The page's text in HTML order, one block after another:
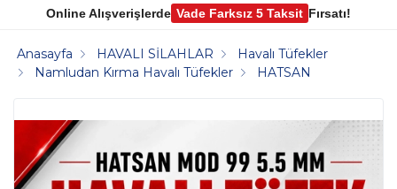
Online Alışverişlerde Vade Farksız 5 Taksit Fırsatı!
Anasayfa HAVALI SİLAHLAR
Havalı Tüfekler
Namludan Kırma Havalı Tüfekler
HATSAN